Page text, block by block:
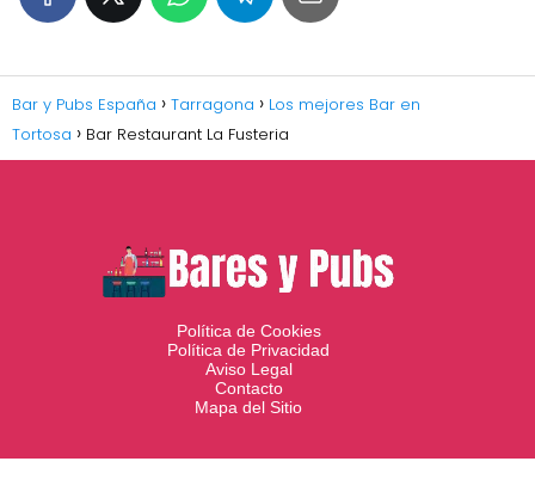
Bar y Pubs España Tarragona
Los mejores Bar en
Tortosa
Bar Restaurant La Fusteria
Política de Cookies
Política de Privacidad
Aviso Legal
Contacto
Mapa del Sitio